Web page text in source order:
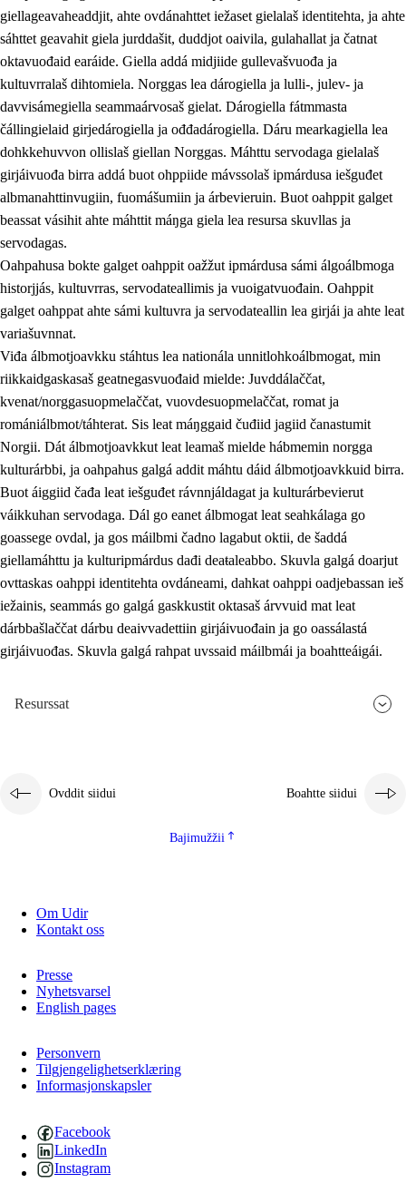
giellageavaheaddjit, ahte ovdánahttet iežaset gielalaš identitehta, ja ahte
sáhttet geavahit giela jurddašit, duddjot oaivila, gulahallat ja čatnat
oktavuođaid earáide. Giella addá midjiide gullevašvuođa ja
kultuvrralaš dihtomiela. Norggas lea dárogiella ja lulli-, julev- ja
davvisámegiella seammaárvosaš gielat. Dárogiella fátmmasta
čállingielaid girjedárogiella ja ođđadárogiella. Dáru mearkagiella lea
dohkkehuvvon ollislaš giellan Norggas. Máhttu servodaga gielalaš
girjáivuođa birra addá buot ohppiide mávssolaš ipmárdusa iešguđet
albmanahttinvugiin, fuomášumiin ja árbevieruin. Buot oahppit galget
beassat vásihit ahte máhttit máŋga giela lea resursa skuvllas ja
servodagas.
Oahpahusa bokte galget oahppit oažžut ipmárdusa sámi álgoálbmoga
historjjás, kultuvrras, servodateallimis ja vuoigatvuođain. Oahppit
galget oahppat ahte sámi kultuvra ja servodateallin lea girjái ja ahte leat
variašuvnnat.
Viđa álbmotjoavkku stáhtus lea nationála unnitlohkoálbmogat, min
riikkaidgaskasaš geatnegasvuođaid mielde: Juvddálaččat,
kvenat/norggasuopmelaččat, vuovdesuopmelaččat, romat ja
romániálbmot/táhterat. Sis leat máŋggaid čuđiid jagiid čanastumit
Norgii. Dát álbmotjoavkkut leat leamaš mielde hábmemin norgga
kulturárbbi, ja oahpahus galgá addit máhtu dáid álbmotjoavkkuid birra.
Buot áiggiid čađa leat iešguđet rávnnjáldagat ja kulturárbevierut
váikkuhan servodaga. Dál go eanet álbmogat leat seahkálaga go
goassege ovdal, ja gos máilbmi čadno lagabut oktii, de šaddá
giellamáhttu ja kulturipmárdus dađi deaŧaleabbo. Skuvla galgá doarjut
ovttaskas oahppi identitehta ovdáneami, dahkat oahppi oadjebassan ieš
iežainis, seammás go galgá gaskkustit oktasaš árvvuid mat leat
dárbbašlaččat dárbu deaivvadettiin girjáivuođain ja go oassálastá
girjáivuođas. Skuvla galgá rahpat uvssaid máilbmái ja boahtteáigái.
Resurssat
Ovddit siidui Boahtte siidui
Bajimužžii
Om Udir
Kontakt oss
Presse
Nyhetsvarsel
English pages
Personvern
Tilgjengelighetserklæring
Informasjonskapsler
Facebook
LinkedIn
Instagram